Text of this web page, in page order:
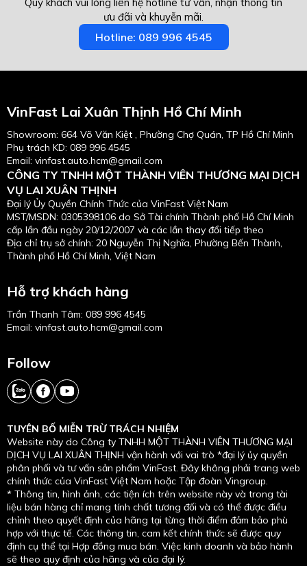
ưu đãi và khuyễn mãi.
Hotline: 089 996 4545
VinFast Lai Xuân Thịnh Hồ Chí Minh
Showroom: 664 Võ Văn Kiệt , Phường Chợ Quán, TP Hồ Chí Minh
Phụ trách KD: 089 996 4545
Email: vinfast.auto.hcm@gmail.com
CÔNG TY TNHH MỘT THÀNH VIÊN THƯƠNG MẠI DỊCH
VỤ LAI XUÂN THỊNH
Đại lý Ủy Quyền Chính Thức của VinFast Việt Nam
MST/MSDN: 0305398106 do Sở Tài chính Thành phố Hồ Chí Minh
cấp lần đầu ngày 20/12/2007 và các lần thay đổi tiếp theo
Địa chỉ trụ sở chính: 20 Nguyễn Thị Nghĩa, Phường Bến Thành,
Thành phố Hồ Chí Minh, Việt Nam
Hỗ trợ khách hàng
Trần Thanh Tâm: 089 996 4545
Email: vinfast.auto.hcm@gmail.com
Follow
TUYÊN BỐ MIỄN TRỪ TRÁCH NHIỆM
Website này do Công ty TNHH MỘT THÀNH VIÊN THƯƠNG MẠI
DỊCH VỤ LAI XUÂN THỊNH vận hành với vai trò *đại lý ủy quyền
phân phối và tư vấn sản phẩm VinFast. Đây không phải trang web
chính thức của VinFast Việt Nam hoặc Tập đoàn Vingroup.
* Thông tin, hình ảnh, các tiện ích trên website này và trong tài
liệu bán hàng chỉ mang tính chất tương đối và có thể được điều
chỉnh theo quyết định của hãng tại từng thời điểm đảm bảo phù
hợp với thực tế. Các thông tin, cam kết chính thức sẽ được quy
định cụ thể tại Hợp đồng mua bán. Việc kinh doanh và bảo hành
sẽ theo quy định của hãng và của đại lý.